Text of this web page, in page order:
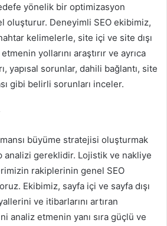
yönelik bir optimizasyon
oluşturur. Deneyimli SEO ekibimiz,
kelimelerle, site içi ve site dışı
yollarını araştırır ve ayrıca
yapısal sorunlar, dahili bağlantı, site
gibi belirli sorunları inceler.
büyüme stratejisi oluşturmak
analizi gereklidir. Lojistik ve nakliye
rakiplerinin genel SEO
Ekibimiz, sayfa içi ve sayfa dışı
ve itibarlarını artıran
analiz etmenin yanı sıra güçlü ve